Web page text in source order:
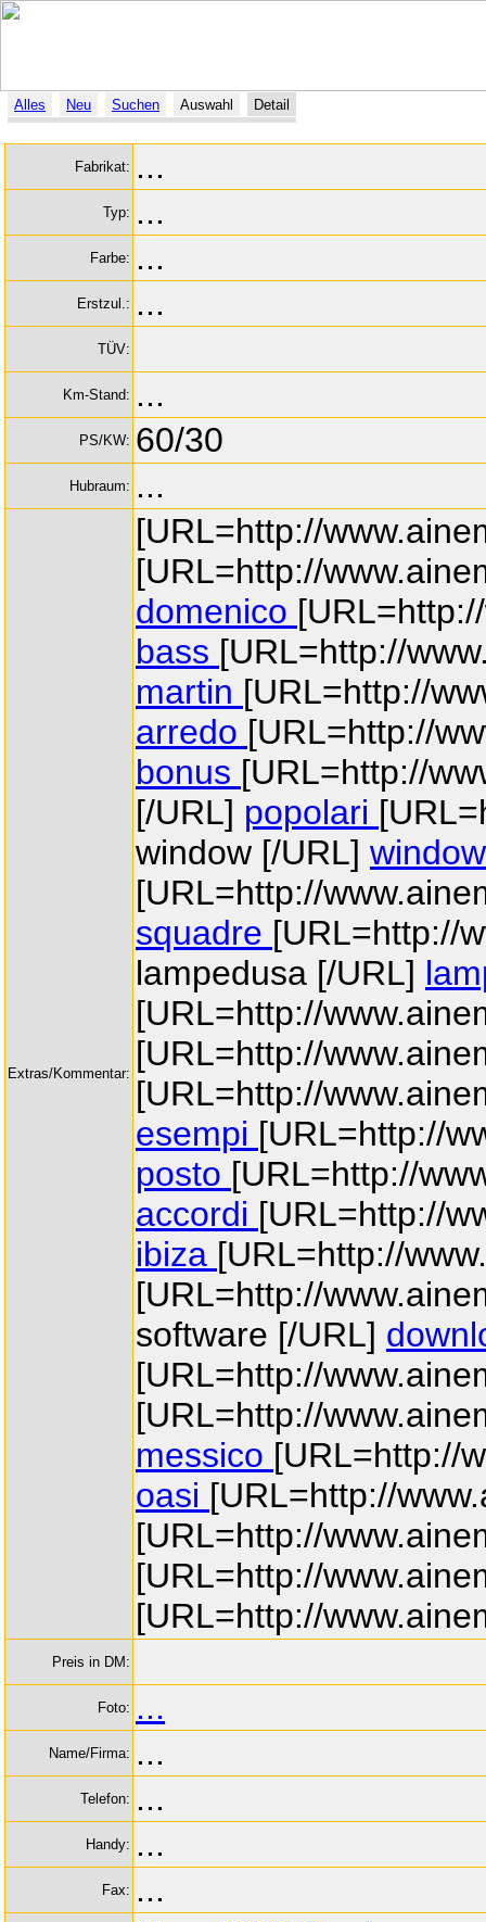
Alles Neu Suchen Auswahl Detail
Fabrikat: ...
Typ: ...
Farbe: ...
Erstzul.: ...
TÜV:
Km-Stand: ...
PS/KW: 60/30
Hubraum: ...
Extras/Kommentar:
[URL=http://
[URL=http://
domenico
bass [URL=http://
martin [URL=http://
arredo [URL=http://
bonus [URL=http://
[/URL] popolari
window [/URL] window
[URL=http://
squadre [URL=http://
lampedusa [/URL]
[URL=http://
[URL=http://
[URL=http://
esempi [URL=http://
posto [URL=http://
accordi [URL=http://
ibiza [URL=http://
[URL=http://
software [/URL]
[URL=http://
[URL=http://
messico [URL=http://
oasi [URL=http://
[URL=http://
[URL=http://
[URL=http://
Preis in DM:
Foto: ...
Name/Firma: ...
Telefon: ...
Handy: ...
Fax: ...